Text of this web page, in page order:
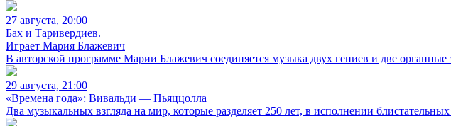
27 августа, 20:00
Бах и Таривердиев.
Играет Мария Блажевич
В авторской программе Марии Блажевич соединяется музыка двух гениев и две органные
29 августа, 21:00
«Времена года»: Вивальди — Пьяццолла
Два музыкальных взгляда на мир, которые разделяет 250 лет, в исполнении